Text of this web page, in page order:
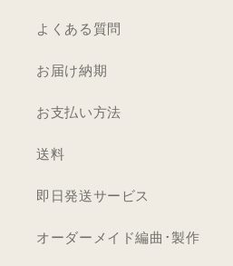
よくある質問
お届け納期
お支払い方法
送料
即日発送サービス
オーダーメイド編曲･製作